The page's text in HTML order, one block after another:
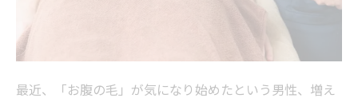
最近、「お腹の毛」が気になり始めたという男性、増え